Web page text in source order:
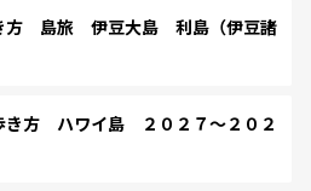
方 島旅 伊豆大島 利島（伊豆諸
方 ハワイ島 ２０２７～２０２